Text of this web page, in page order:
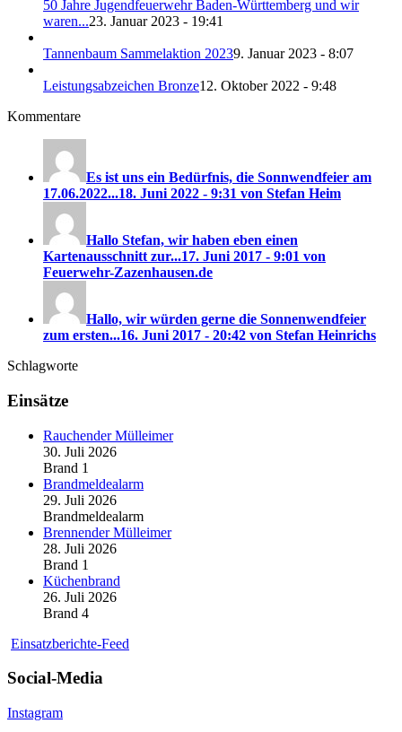
50 Jahre Jugendfeuerwehr Baden-Württemberg und wir
waren...23. Januar 2023 - 19:41
Tannenbaum Sammelaktion 20239. Januar 2023 - 8:07
Leistungsabzeichen Bronze12. Oktober 2022 - 9:48
Kommentare
Es ist uns ein Bedürfnis, die Sonnwendfeier am
17.06.2022...18. Juni 2022 - 9:31 von Stefan Heim
Hallo Stefan, wir haben eben einen
Kartenausschnitt zur...17. Juni 2017 - 9:01 von
Feuerwehr-Zazenhausen.de
Hallo, wir würden gerne die Sonnenwendfeier
zum ersten...16. Juni 2017 - 20:42 von Stefan Heinrichs
Schlagworte
Einsätze
Rauchender Mülleimer
30. Juli 2026
Brand 1
Brandmeldealarm
29. Juli 2026
Brandmeldealarm
Brennender Mülleimer
28. Juli 2026
Brand 1
Küchenbrand
26. Juli 2026
Brand 4
Einsatzberichte-Feed
Social-Media
Instagram